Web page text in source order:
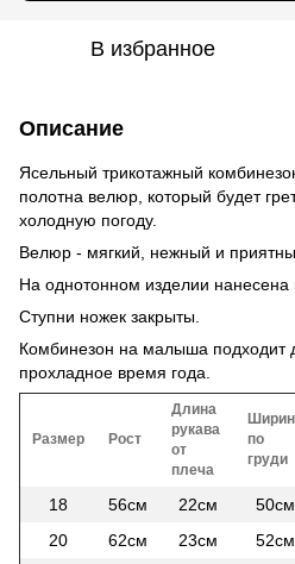
В избранное
Описание
Ясельный трикотажный
полотна велюр, который будет
холодную погоду.
Велюр - мягкий, нежный и
На однотонном изделии нанесена
Ступни ножек закрыты.
Комбинезон на малыша подходит
прохладное время года.
Размер Рост
Длина
рукава
от
плеча
по
груди
18 56см 22см 50см
20
62см 23см 52см